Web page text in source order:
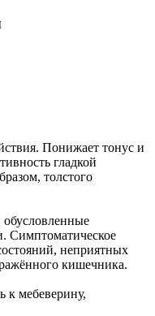
Понижает тонус и
гладкой
толстого
Симптоматическое
неприятных
кишечника.
к мебеверину,